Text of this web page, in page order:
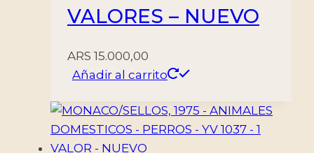
VALORES – NUEVO
ARS 15.000,00
Añadir al carrito